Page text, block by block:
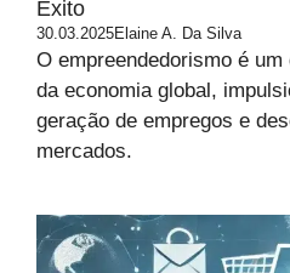
Êxito
30.03.2025Elaine A. Da Silva
O empreendedorismo é
da economia global,
geração de empregos e
mercados.